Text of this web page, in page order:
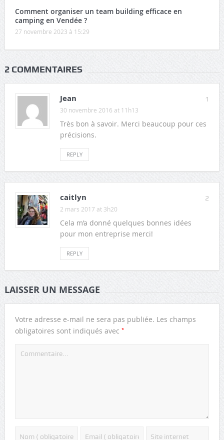
Comment organiser un team building efficace en
camping en Vendée ?
27 novembre 2023 à 15:29
2 COMMENTAIRES
1
Jean
30 novembre 2016 at 11h13
Très bon à savoir. Merci beaucoup pour ces
précisions.
REPLY
2
caitlyn
2 mars 2017 at 3h20
Cela m’a donné quelques bonnes idées
pour mon entreprise merci!
REPLY
LAISSER UN MESSAGE
Votre adresse e-mail ne sera pas publiée. Les champs
obligatoires sont indiqués avec *